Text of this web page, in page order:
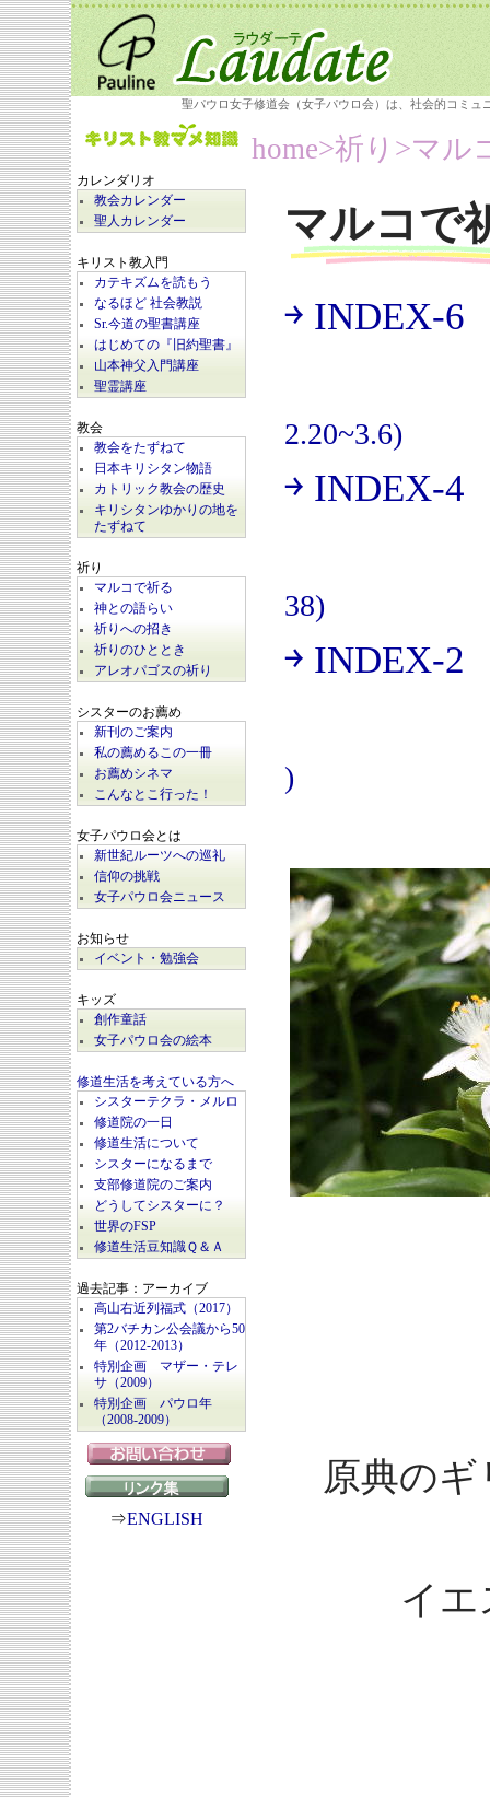
聖パウロ女子修道会（女子パウロ会）は、社会的コミ
カレンダリオ
教会カレンダー
聖人カレンダー
キリスト教入門
カテキズムを読もう
なるほど 社会教説
Sr.今道の聖書講座
はじめての『旧約聖書』
山本神父入門講座
聖霊講座
教会
教会をたずねて
日本キリシタン物語
カトリック教会の歴史
キリシタンゆかりの地を
たずねて
祈り
マルコで祈る
神との語らい
祈りへの招き
祈りのひととき
アレオパゴスの祈り
シスターのお薦め
新刊のご案内
私の薦めるこの一冊
お薦めシネマ
こんなとこ行った！
女子パウロ会とは
新世紀ルーツへの巡礼
信仰の挑戦
女子パウロ会ニュース
お知らせ
イベント・勉強会
キッズ
創作童話
女子パウロ会の絵本
修道生活を考えている方へ
シスターテクラ・メルロ
修道院の一日
修道生活について
シスターになるまで
支部修道院のご案内
どうしてシスターに？
世界のFSP
修道生活豆知識Ｑ＆Ａ
過去記事：アーカイブ
高山右近列福式（2017）
第2バチカン公会議から50
年（2012-2013）
特別企画 マザー・テレ
サ（2009）
特別企画 パウロ年
（2008-2009）
⇒ENGLISH
home>祈り>マル
マルコで
￫ INDEX-6
2.20~3.6)
￫ INDEX-4
38)
￫ INDEX-2
)
原典の
イ